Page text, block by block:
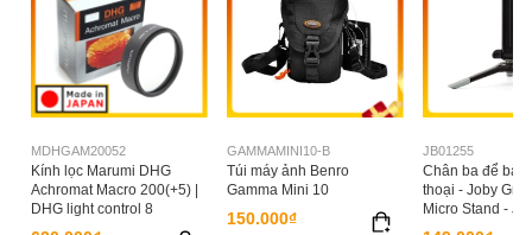
MDHGAM20052
Kính lọc Marumi DHG
Achromat Macro 200(+5) |
DHG light control 8
GAMMAMINI10-B
Túi máy ảnh Benro
Gamma Mini 10
150.000₫
JB01255
Chân ba để bàn
thoại - Joby
Micro Stand -